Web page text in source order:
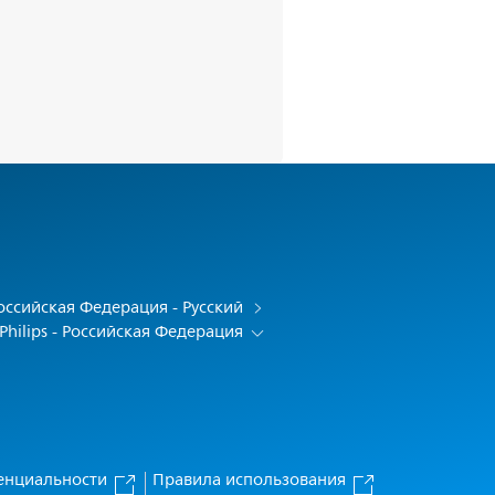
Федерация - Русский
- Российская Федерация
Правила использования